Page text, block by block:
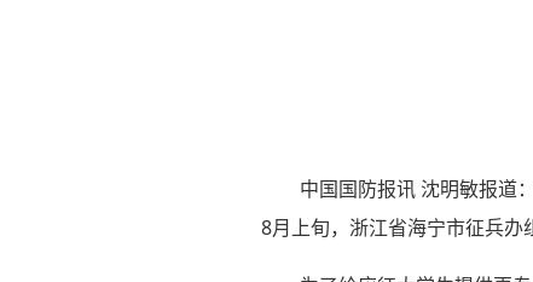
中国国防报讯 沈明敏报道
8月上旬，浙江省海宁市征兵办